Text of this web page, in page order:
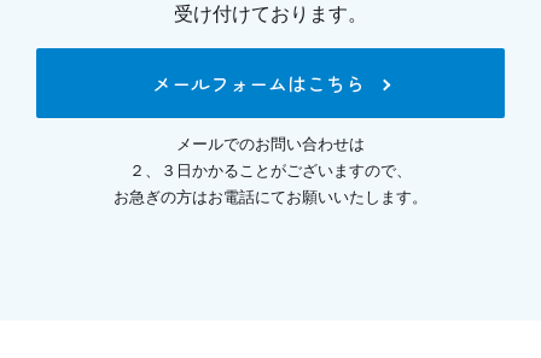
受け付けております。
メールフォームはこちら
メールでのお問い合わせは
２、３日かかることがございますので、
お急ぎの方はお電話にてお願いいたします。